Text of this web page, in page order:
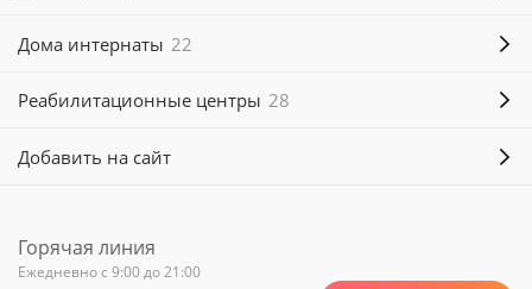
Добавить на сайт
Дома интернаты 22
Реабилитационные центры 28
Горячая линия
Ежедневно с 9:00 до 21:00